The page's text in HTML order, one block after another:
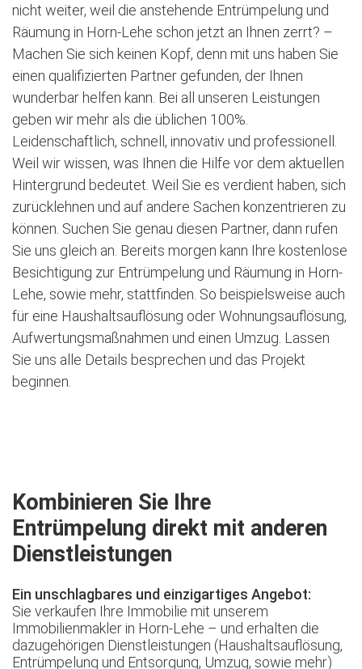
nicht weiter, weil die anstehende Entrümpelung und
Räumung in Horn-Lehe schon jetzt an Ihnen zerrt? –
Machen Sie sich keinen Kopf, denn mit uns haben Sie
einen qualifizierten Partner gefunden, der Ihnen
wunderbar helfen kann. Bei all unseren Leistungen
geben wir mehr als die üblichen 100%.
Leidenschaftlich, schnell, innovativ und professionell.
Weil wir wissen, was Ihnen die Hilfe vor dem aktuellen
Hintergrund bedeutet. Weil Sie es verdient haben, sich
zurücklehnen und auf andere Sachen konzentrieren zu
können. Suchen Sie genau diesen Partner, dann rufen
Sie uns gleich an. Bereits morgen kann Ihre kostenlose
Besichtigung zur Entrümpelung und Räumung in Horn-
Lehe, sowie mehr, stattfinden. So beispielsweise auch
für eine Haushaltsauflösung oder Wohnungsauflösung,
Aufwertungsmaßnahmen und einen Umzug. Lassen
Sie uns alle Details besprechen und das Projekt
beginnen.
Kombinieren Sie Ihre
Entrümpelung direkt mit anderen
Dienstleistungen
Ein unschlagbares und einzigartiges Angebot:
Sie verkaufen Ihre Immobilie mit unserem
Immobilienmakler in Horn-Lehe – und erhalten die
dazugehörigen Dienstleistungen (Haushaltsauflösung,
Entrümpelung und Entsorgung, Umzug, sowie mehr)